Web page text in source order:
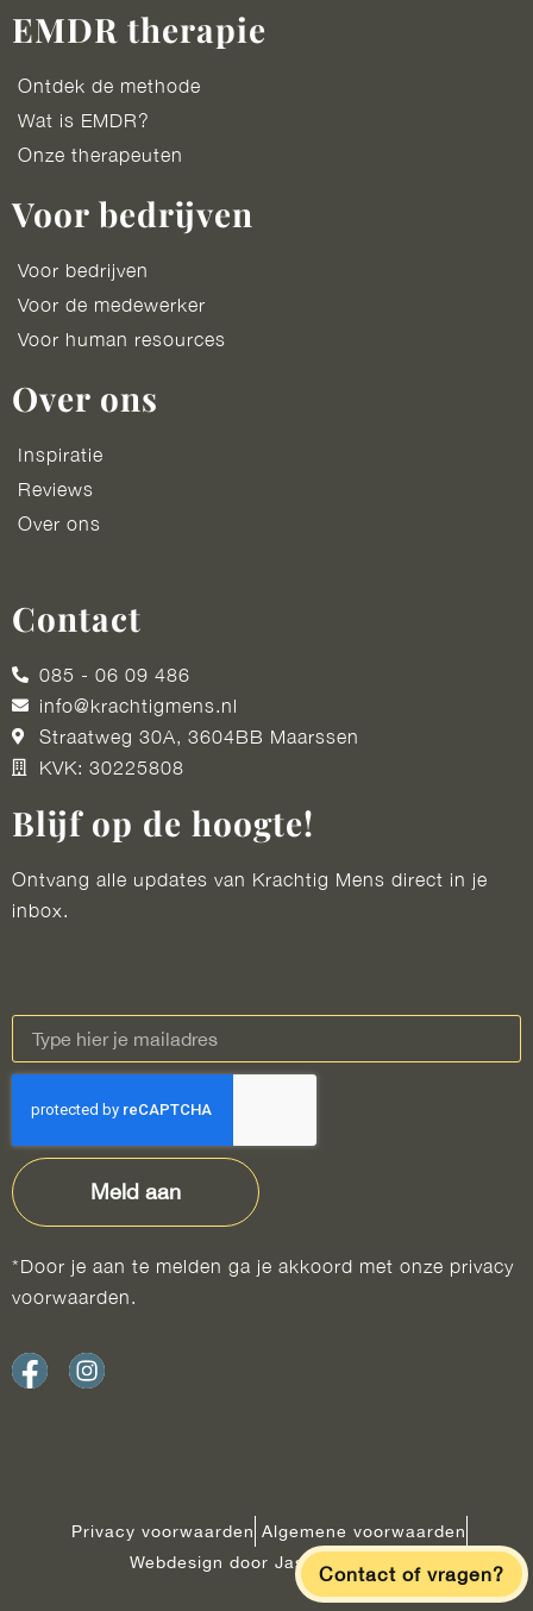
EMDR therapie
Ontdek de methode
Wat is EMDR?
Onze therapeuten
Voor bedrijven
Voor bedrijven
Voor de medewerker
Voor human resources
Over ons
Inspiratie
Reviews
Over ons
Contact
085 - 06 09 486
info@krachtigmens.nl
Straatweg 30A, 3604BB Maarssen
KVK: 30225808
Blijf op de hoogte!
Ontvang alle updates van Krachtig Mens direct in je
inbox.
Meld aan
*Door je aan te melden ga je akkoord met onze privacy
voorwaarden.
Contact of vragen?
Privacy voorwaarden Algemene voorwaarden
Webdesign door Jasmone Media